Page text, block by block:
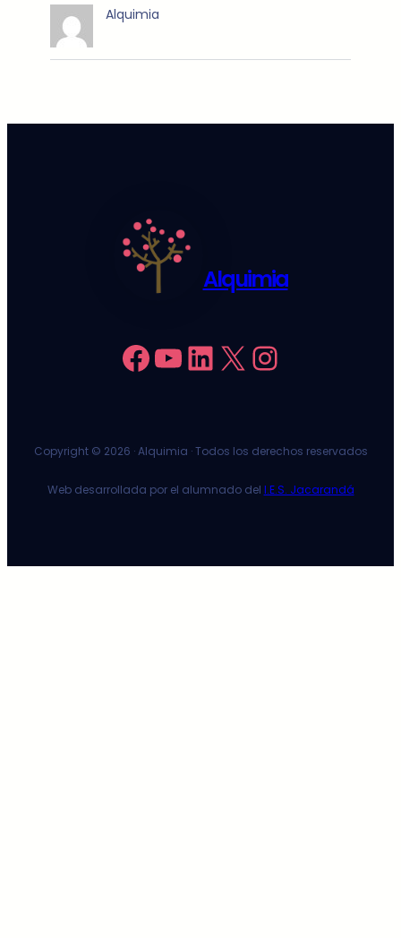
Alquimia
Alquimia
Facebook YouTube LinkedIn X Instagram
Copyright © 2026 · Alquimia · Todos los derechos reservados
Web desarrollada por el alumnado del I.E.S. Jacarandá